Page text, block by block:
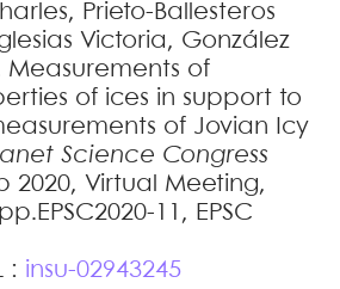
, Prieto-Ballesteros
Victoria, González
Measurements of
of ices in support to
of Jovian Icy
Science Congress
2020, Virtual Meeting,
11, EPSC
: insu-02943245